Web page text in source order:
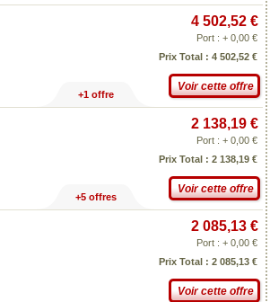
4 502,52 €
Port : + 0,00 €
Prix Total : 4 502,52 €
Voir cette offre
+1 offre
2 138,19 €
Port : + 0,00 €
Prix Total : 2 138,19 €
Voir cette offre
+5 offres
2 085,13 €
Port : + 0,00 €
Prix Total : 2 085,13 €
Voir cette offre